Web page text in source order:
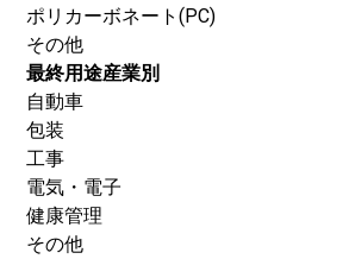
ポリカーボネート(PC)
その他
最終用途産業別
自動車
包装
工事
電気・電子
健康管理
その他